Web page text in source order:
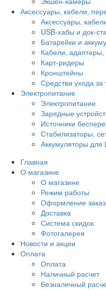
Аксессуары, кабели,
Аксессуары,
USB-хабы и док-
Батарейки и
Кабели, адаптеры,
Карт-ридеры
Кронштейны
Средства ухода за
Электропитание
Электропитание
Зарядные
Источники
Стабилизаторы,
Аккумуляторы
Главная
О магазине
О магазине
Режим работы
Оформление
Доставка
Система скидок
Фотогалерея
Новости и акции
Оплата
Оплата
Наличный расчет
Безналичный